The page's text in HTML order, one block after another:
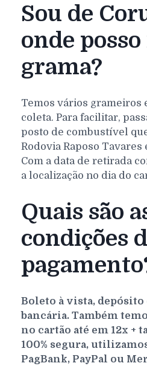
Sou de
onde
grama?
Temos vários grameiros
coleta. Para facilitar,
posto de combustível
Rodovia Raposo Tavares
Com a data de retirada
a localização no dia do
Quais são
condições
Boleto à vista,
bancária. Também
no cartão até em 12x +
100% segura,
PagBank, PayPal ou